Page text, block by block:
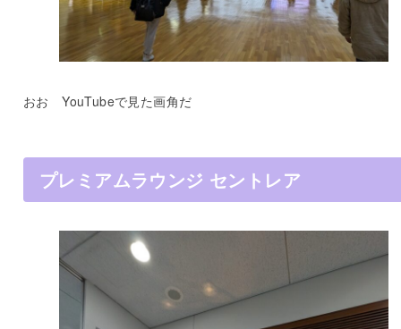
おお YouTubeで見た画角だ
プレミアムラウンジ セントレア